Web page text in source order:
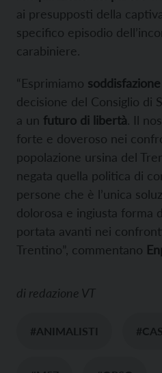
ai presupposti della
specifico episodio
carabiniere.
“Esprimiamo soddisfazione
decisione del Consiglio di
a un futuro di libertà. Il
forte e doveroso nei
popolazione ursina del
negata quella politica di
persone che è l’unica
dolorosa e ingiusta forma
portata avanti nei
Trentino”, commentano
di redazione VT
#ANIMALISTI